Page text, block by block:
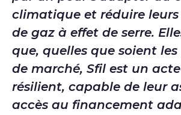
climatique et réduire leurs
de gaz à effet de serre.
que, quelles que soient
de marché, Sfil est un
résilient, capable de leur
accès au financement